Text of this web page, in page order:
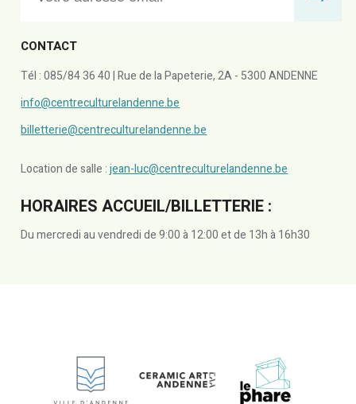
CONTACT
Tél : 085/84 36 40 | Rue de la Papeterie, 2A - 5300 ANDENNE
info@centreculturelandenne.be
billetterie@centreculturelandenne.be
Location de salle :jean-luc@centreculturelandenne.be
HORAIRES ACCUEIL/BILLETTERIE :
Du mercredi au vendredi de 9:00 à 12:00 et de 13h à 16h30